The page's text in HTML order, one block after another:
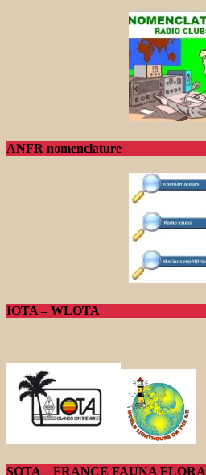
ANFR nomenclature
IOTA – WLOTA
SOTA – FRANCE FAUNA FLORA